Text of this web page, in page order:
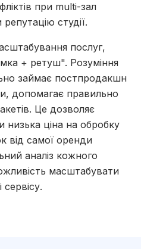
при multi-зал
студії.
послуг,
+ ретуш". Розуміння
займає постпродакшн
допомагає правильно
Це дозволяє
низька ціна на обробку
від самої оренди
аналіз кожного
масштабувати
сервісу.